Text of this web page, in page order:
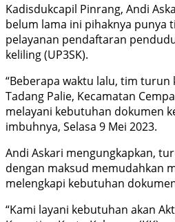
Kadisdukcapil Pinrang, Andi
belum lama ini pihaknya punya
pelayanan pendaftaran
keliling (UP3SK).
“Beberapa waktu lalu, tim turun
Tadang Palie, Kecamatan
melayani kebutuhan dokumen
imbuhnya, Selasa 9 Mei 2023.
Andi Askari mengungkapkan,
dengan maksud memudahkan
melengkapi kebutuhan
“Kami layani kebutuhan akan